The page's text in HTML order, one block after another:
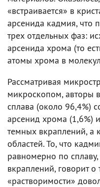
«встраивается» в
арсенида кадмия, что
трех отдельных фаз:
арсенида хрома (то
атомы хрома в
Рассматривая
микроскопом, авторы
сплава (около 96,4%)
арсенид хрома (1,6%)
темных вкраплений, а
областей. То, что
равномерно по
вкраплений, говорит о
«растворимости»